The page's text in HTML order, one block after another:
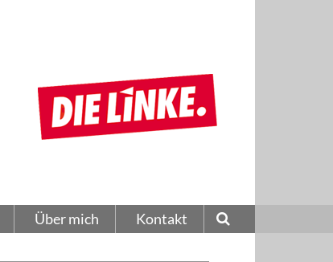
Über mich Kontakt